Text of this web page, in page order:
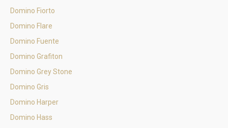
Domino Fiorto
Domino Flare
Domino Fuente
Domino Grafiton
Domino Grey Stone
Domino Gris
Domino Harper
Domino Hass